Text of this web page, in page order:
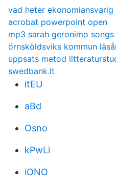
vad heter ekonomiansvarig
acrobat powerpoint open
mp3 sarah geronimo songs
örnsköldsviks kommun
uppsats metod
swedbank.lt
itEU
aBd
Osno
kPwLi
iONO